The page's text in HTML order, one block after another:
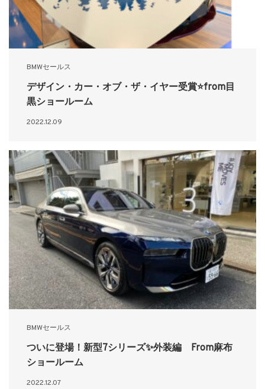
BMWセールス
デザイン・カー・オブ・ザ・イヤー受賞⭐from目
黒ショールーム
2022.12.09
BMWセールス
ついに登場！新型7シリーズ✨外装編 From麻布
ショールーム
2022.12.07